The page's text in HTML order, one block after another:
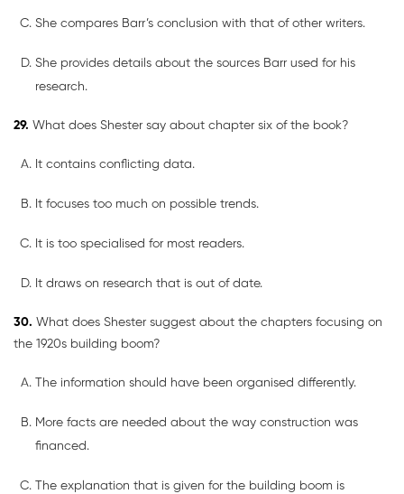
She compares Barr’s conclusion with that of other writers.
She provides details about the sources Barr used for his
research.
29. What does Shester say about chapter six of the book?
It contains conflicting data.
It focuses too much on possible trends.
It is too specialised for most readers.
It draws on research that is out of date.
30. What does Shester suggest about the chapters focusing on
the 1920s building boom?
The information should have been organised differently.
More facts are needed about the way construction was
financed.
The explanation that is given for the building boom is